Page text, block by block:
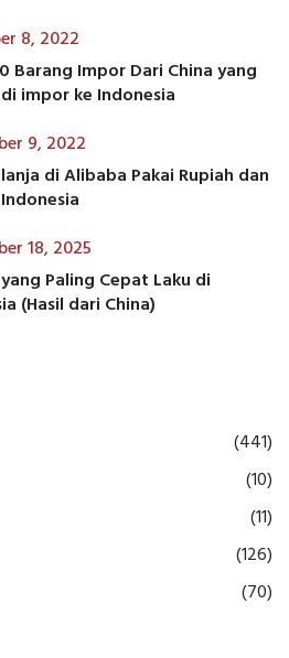
8, 2022
Barang Impor Dari China yang
impor ke Indonesia
9, 2022
di Alibaba Pakai Rupiah dan
18, 2025
Paling Cepat Laku di
(Hasil dari China)
(441)
(10)
(11)
(126)
(70)